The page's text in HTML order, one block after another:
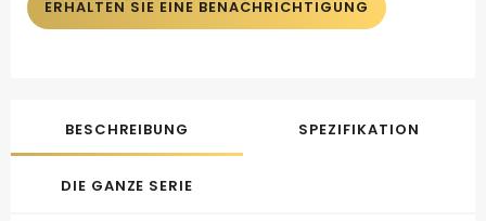
ERHALTEN SIE EINE BENACHRICHTIGUNG
BESCHREIBUNG SPEZIFIKATION
DIE GANZE SERIE